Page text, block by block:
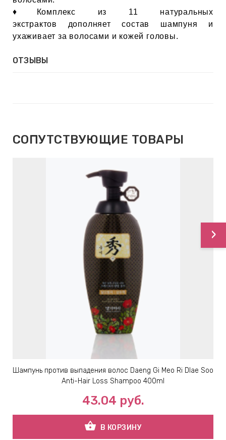
♦Комплекс из 11 натуральных
экстрактов дополняет состав шампуня и
ухаживает за волосами и кожей головы.
ОТЗЫВЫ
СОПУТСТВУЮЩИЕ ТОВАРЫ
Шампунь против выпадения волос Daeng Gi Meo Ri Dlae Soo
Anti-Hair Loss Shampoo 400ml
43.04 руб.
shopping_basket В КОРЗИНУ
›